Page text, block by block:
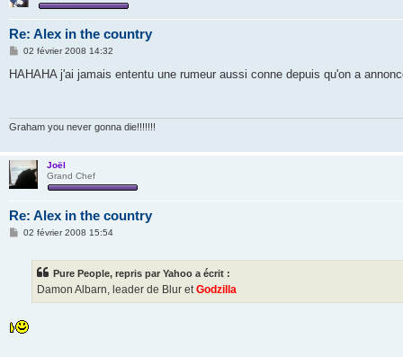
Re: Alex in the country
M
s
02 février 2008 14:32
HAHAHA j'ai jamais ententu une rumeur aussi conne depuis qu'on a
Graham you never gonna die!!!!!!!
Joël
Grand Chef
Re: Alex in the country
M02 février 2008 15:54
Pure People, repris par Yahoo a écrit :
Damon Albarn, leader de Blur et Godzilla